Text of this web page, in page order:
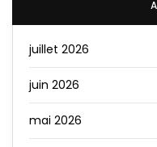
juillet 2026
juin 2026
mai 2026